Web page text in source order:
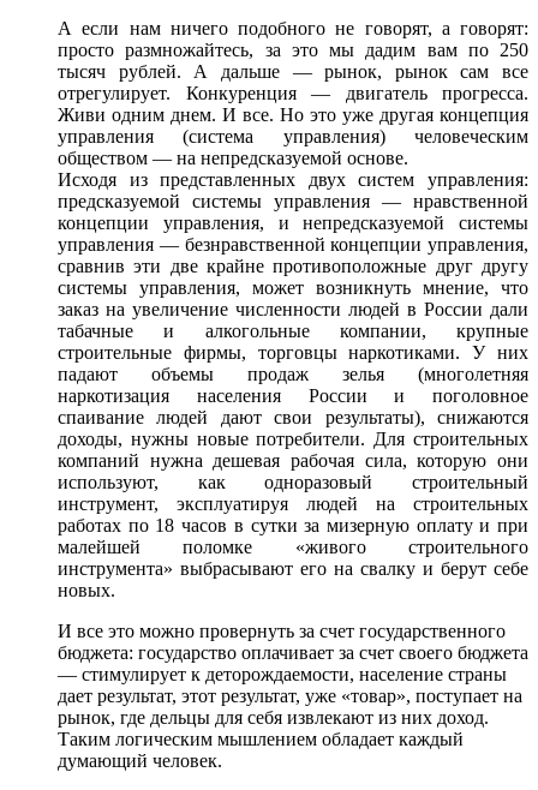
А если нам ничего подобногоне говорят, а говорят:
просто размножайтесь, за этомы дадим вам по 250
тысяч рублей. А дальше —рынок, рынок сам все
отрегулирует.
Конкуренция — двигатель прогресса.
Живи одним днем. И все. Но это уже другая концепция
управления (система управления) человеческим
обществом — на непредсказуемой основе.
Исходя из представленных двух систем управления:
предсказуемой системы управления — нравственной
концепции управления, и непредсказуемой системы
управления —безнравственной концепции управления,
сравнив эти две крайне противоположные друг другу
системы управления, может возникнуть мнение, что
заказ на увеличение численности людей в России дали
табачныеи алкогольныекомпании, крупные
строительные фирмы, торговцы наркотиками.У них
падают объемы продаж зелья (многолетняя
наркотизация населения Россиии поголовное
спаивание людей дают свои результаты), снижаются
доходы, нужны новые потребители. Для строительных
компаний нужна дешевая рабочая сила, которую они
используют, как одноразовый строительный
инструмент, эксплуатируя людей на строительных
работах по 18 часов в сутки за мизернуюоплатуи при
малейшей поломке «живого строительного
инструмента» выбрасывают его на свалку и берут себе
новых.
И все это можно провернуть за счет государственного
бюджета: государство оплачивает за счет своего бюджета
— стимулирует к деторождаемости, население страны
дает результат, этот результат, уже «товар», поступает на
рынок, где дельцы для себя извлекают из них доход.
Таким логическим мышлением обладает каждый
думающий человек.